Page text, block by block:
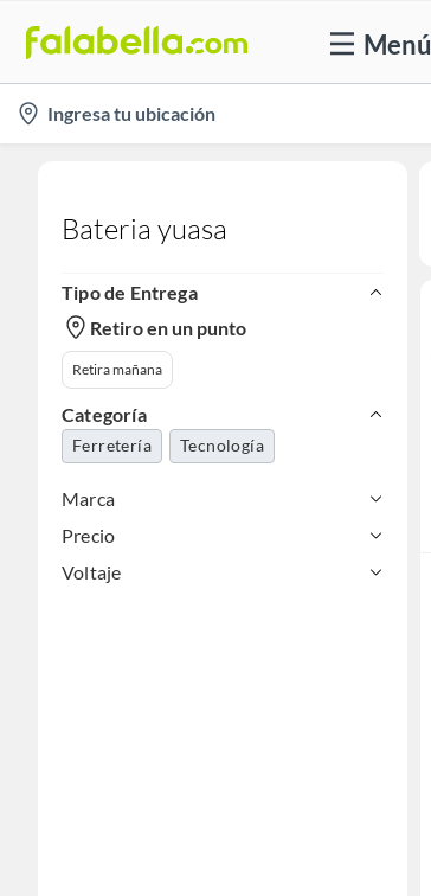
Menú
location-
icon
Ingresa tu ubicación
Bateria yuasa
Tipo de Entrega
Retiro en un punto
Retira mañana
Categoría
Ferretería Tecnología
Marca
Precio
Voltaje